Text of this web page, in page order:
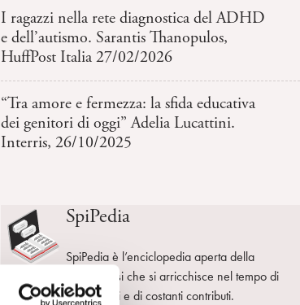
I ragazzi nella rete diagnostica del ADHD
e dell’autismo. Sarantis Thanopulos,
HuffPost Italia 27/02/2026
“Tra amore e fermezza: la sfida educativa
dei genitori di oggi” Adelia Lucattini.
Interris, 26/10/2025
SpiPedia
SpiPedia è l’enciclopedia aperta della
psicoanalisi che si arricchisce nel tempo di
nuove voci e di costanti contributi.